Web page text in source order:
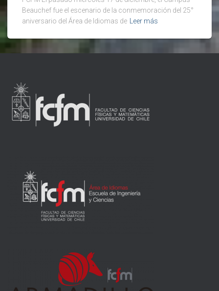
Beauchef fue el escenario de la conmemoración del 25°
aniversario del Área de Idiomas de
Leer más